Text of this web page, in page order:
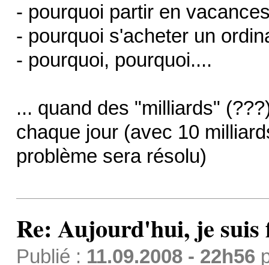
- pourquoi partir en
- pourquoi s'acheter un
- pourquoi, pourquoi....
... quand des "milliards"
chaque jour (avec 10
problème sera résolu)
Re: Aujourd'hui, je suis
Publié : 11.09.2008 - 22h56